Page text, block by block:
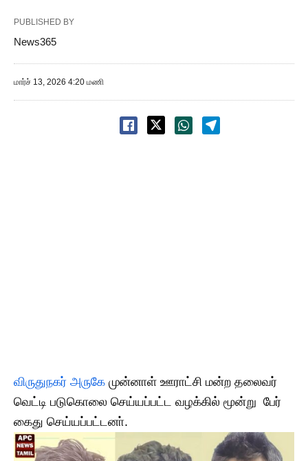
PUBLISHED BY
News365
மார்ச் 13, 2026 4:20 மணி
விருதுநகர் அருகே முன்னாள் ஊராட்சி மன்ற தலைவர்
வெட்டி படுகொலை செய்யப்பட்ட வழக்கில் மூன்று பேர்
கைது செய்யப்பட்டனா்.